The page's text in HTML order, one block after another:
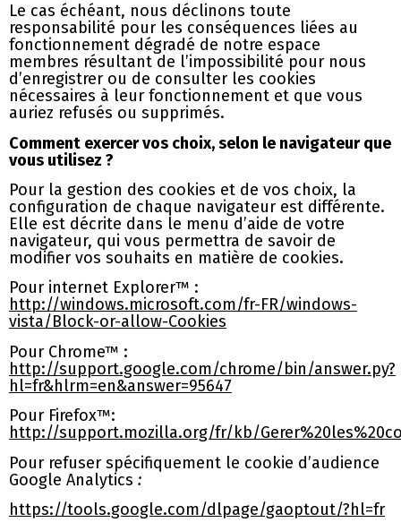
Le cas échéant, nous déclinons toute
responsabilité pour les conséquences liées au
fonctionnement dégradé de notre espace
membres résultant de l’impossibilité pour nous
d’enregistrer ou de consulter les cookies
nécessaires à leur fonctionnement et que vous
auriez refusés ou supprimés.
Comment exercer vos choix, selon le navigateur que
vous utilisez ?
Pour la gestion des cookies et de vos choix, la
configuration de chaque navigateur est différente.
Elle est décrite dans le menu d’aide de votre
navigateur, qui vous permettra de savoir de
modifier vos souhaits en matière de cookies.
Pour internet Explorer™ :
http://windows.microsoft.com/fr-FR/windows-
vista/Block-or-allow-Cookies
Pour Chrome™ :
http://support.google.com/chrome/bin/answer.py?
hl=fr&hlrm=en&answer=95647
Pour Firefox™:
http://support.mozilla.org/fr/kb/
Pour refuser spécifiquement le cookie d’audience
Google Analytics :
https://tools.google.com/dlpage/gaoptout/?hl=fr